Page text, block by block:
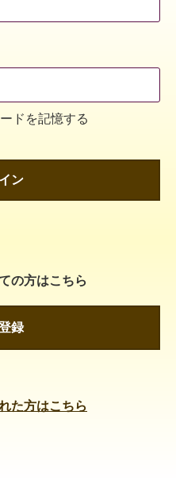
ドを記憶する
ン
の方はこちら
録
た方はこちら